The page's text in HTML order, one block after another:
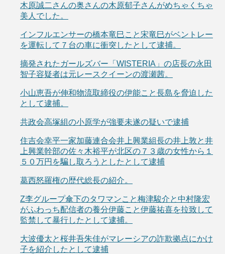
木原誠二さんの奥さんの木原郁子さんがめちゃくちゃ
美人でした。
インフルエンサーの橋本竜巳こと宋竜巳がベントレー
を運転して７台の車に衝突したとして逮捕。
摘発されたガールズバー「WISTERIA」の店長の永田
智子容疑者は元レースクイーンの渡瀬茜。
小山恵吾が伸和物流取締役の伊能こと長島を脅迫した
として逮捕。
共政会高塚組の小原学が強要未遂の疑いで逮捕
住吉会幸平一家加藤連合会井上興業組長の井上敦と井
上興業幹部の佐々木裕平が北区の７３歳の女性から１
５０万円を騙し取ろうとしたとして逮捕
葛西怒羅権の歴代総長の紹介。
Z李グループ傘下のタワマンこと梅津駿介と中村隆宏
がふわっち配信者の養分伊藤こと伊藤祐喜を拉致して
監禁して暴行したとして逮捕。
大波優太と桜井吾朱佳がマレーシアの詐欺拠点にかけ
子を紹介したとして逮捕